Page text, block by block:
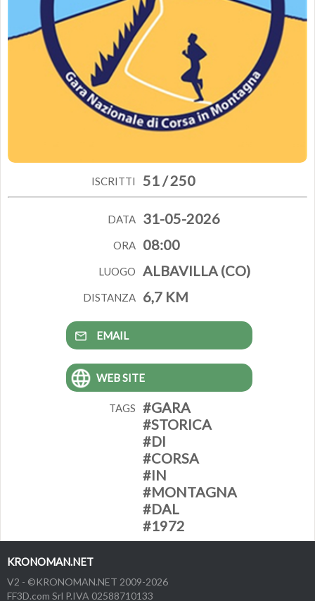
ISCRITTI 51 / 250
DATA 31-05-2026
ORA 08:00
LUOGO ALBAVILLA (CO)
DISTANZA 6,7 KM
EMAIL
WEB SITE
TAGS
#GARA
#STORICA
#DI
#CORSA
#IN
#MONTAGNA
#DAL
#1972
KRONOMAN.NET
V2 - ©KRONOMAN.NET 2009-2026
FF3D.com Srl P.IVA 02588710133